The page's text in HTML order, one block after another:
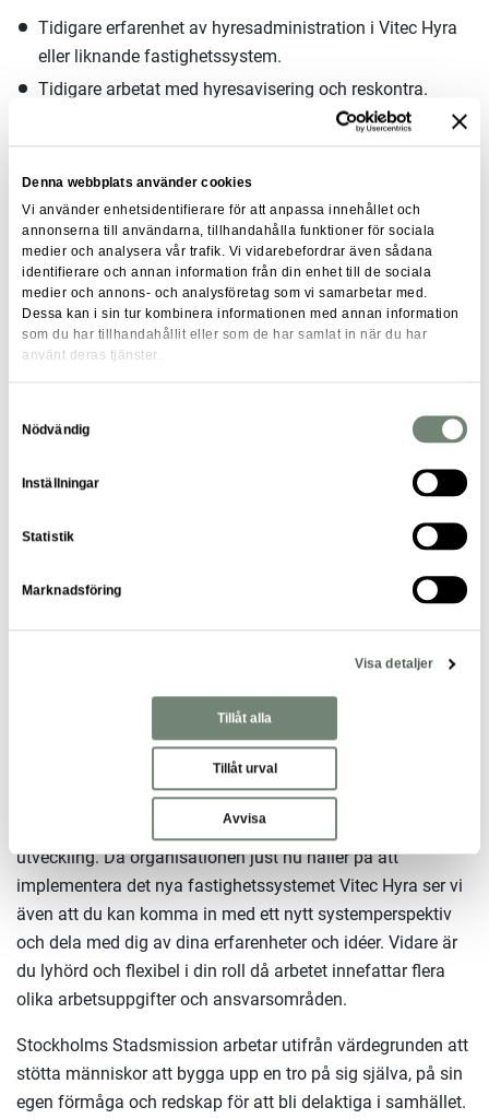
Denna webbplats använder cookies
Vi använder enhetsidentifierare för att anpassa innehållet och
annonserna till användarna, tillhandahålla funktioner för sociala
medier och analysera vår trafik. Vi vidarebefordrar även sådana
identifierare och annan information från din enhet till de sociala
medier och annons- och analysföretag som vi samarbetar med.
Dessa kan i sin tur kombinera informationen med annan information
som du har tillhandahållit eller som de har samlat in när du har
använt deras tjänster.
Nödvändig
Inställningar
Statistik
Marknadsföring
Visa detaljer
Tillåt alla
Tillåt urval
Avvisa
Tidigare erfarenhet av hyresadministration i Vitec Hyra
eller liknande fastighetssystem.
Tidigare arbetat med hyresavisering och reskontra.
Utöver vad som nämns ovan är följande
kompetenser meriterade:
Tidigare varit systemansvarig.
Varit delaktig vid implementering av ett
fastighetssystem.
Eftergymnasial utbildning inom ekonomi eller fastighet.
idéburen sektor och med människor i utsatthet.
Personliga egenskaper
Då tjänsten innebär en administrativ roll söker vi en person
som effektivt strukturerar upp sitt arbete, är noggrann och
har ett systematiskt tänkande. Du trivs bra och känner dig
med dina kollegor. I din roll har du flera kontaktytor, därav
behöver du vara en kommunikativ person som gillar att
Stockholm Stadsmission har höga ambitioner om att
utvecklas och förbättras, därav ser vi att du är
lösningsorienterad, analytisk och engagerad i att bidra till
utveckling. Då organisationen just nu håller på att
implementera det nya fastighetssystemet Vitec Hyra ser vi
även att du kan komma in med ett nytt systemperspektiv
och dela med dig av dina erfarenheter och idéer. Vidare är
du lyhörd och flexibel i din roll då arbetet innefattar flera
olika arbetsuppgifter och ansvarsområden.
Stockholms Stadsmission arbetar utifrån värdegrunden att
stötta människor att bygga upp en tro på sig själva, på sin
egen förmåga och redskap för att bli delaktiga i samhället.